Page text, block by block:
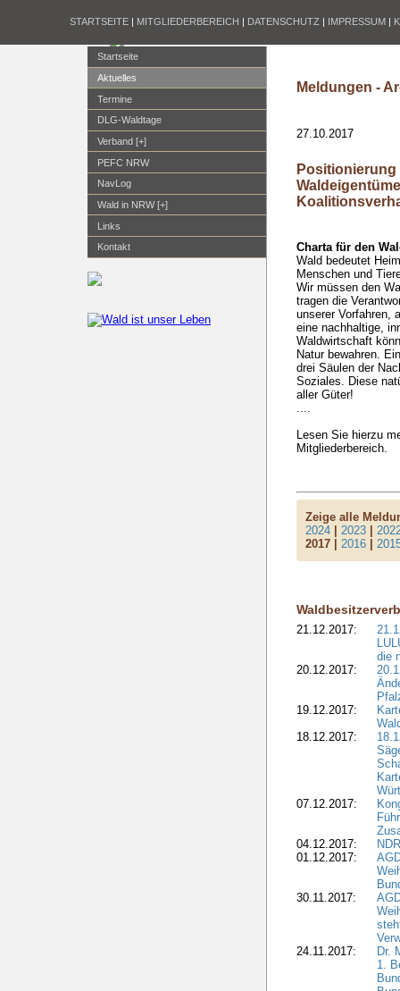
STARTSEITE | MITGLIEDERBEREICH | DATENSCHUTZ | IMPRESSUM |
Startseite
Aktuelles
Termine
DLG-Waldtage
Verband [+]
PEFC NRW
NavLog
Wald in NRW [+]
Links
Kontakt
Meldungen -
27.10.2017
Positionierung
Charta für den
Wald bedeutet
Menschen und
Wir müssen den
tragen die
unserer Vorfahren,
eine nachhaltige,
Waldwirtschaft
Natur bewahren.
drei Säulen der
Soziales. Diese
aller Güter!
Lesen Sie hierzu
Mitgliederbereich.
Zeige alle
2024 |2023 |
2017 |2016 |
21.12.2017:
die
20.12.2017:
19.12.2017:
18.12.2017:
07.12.2017:
04.12.2017:
01.12.2017:
30.11.2017:
24.11.2017:
Dr.
1.